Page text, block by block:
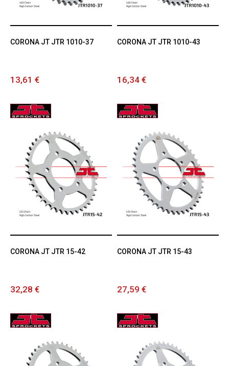
CORONA JT JTR 1010-37
13,61 €
CORONA JT JTR 1010-43
16,34 €
CORONA JT JTR 15-42
32,28 €
CORONA JT JTR 15-43
27,59 €